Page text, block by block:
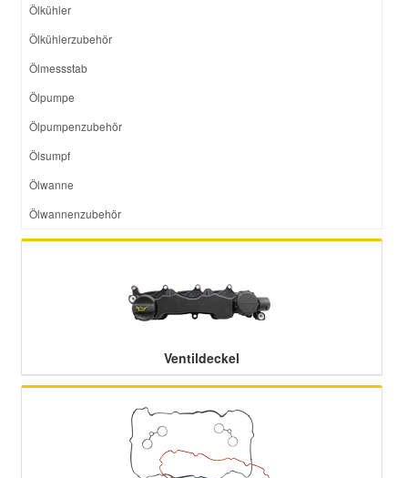
Ölkühler
Ölkühlerzubehör
Ölmessstab
Ölpumpe
Ölpumpenzubehör
Ölsumpf
Ölwanne
Ölwannenzubehör
Ventildeckel